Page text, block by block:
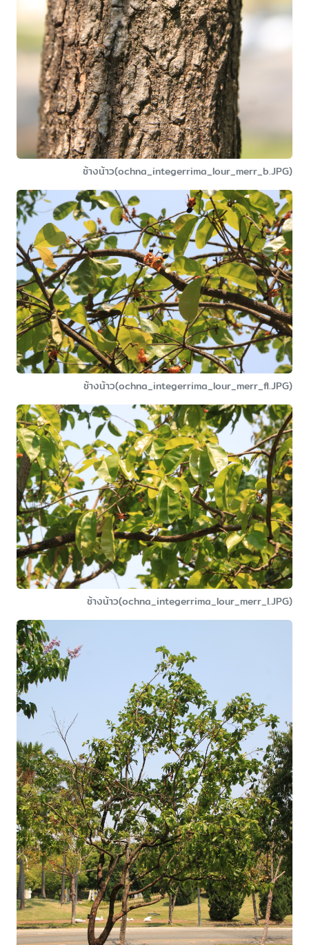
ช้างน้าว(ochna_integerrima_lour_merr_b.JPG)
ช้างน้าว(ochna_integerrima_lour_merr_fl.JPG)
ช้างน้าว(ochna_integerrima_lour_merr_l.JPG)